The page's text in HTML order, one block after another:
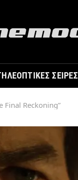
ΣΕΙΡΈΣ
Final Reckoning”